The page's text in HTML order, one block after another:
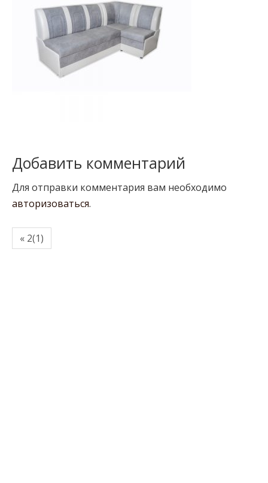
Добавить комментарий
Для отправки комментария вам необходимо
авторизоваться.
« 2(1)